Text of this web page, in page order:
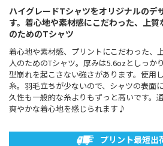
ハイグレードTシャツをオリジナルのデ
す。着心地や素材感にこだわった、上
のためのTシャツ
着心地や素材感、プリントにこだわった、
人のためのTシャツ。厚みは5.6ozとしっか
型崩れを起こさない強さがあります。使用
糸。羽毛立ちが少ないので、シャツの表面
久性も一般的な糸よりもずっと高いです。
爽やかな着心地を感じられます♪
プリント最短出